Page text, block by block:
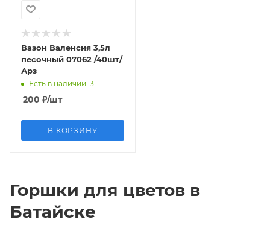
Вазон Валенсия 3,5л
песочный 07062 /40шт/
Арз
Есть в наличии: 3
200 ₽/шт
В КОРЗИНУ
Горшки для цветов в
Батайске